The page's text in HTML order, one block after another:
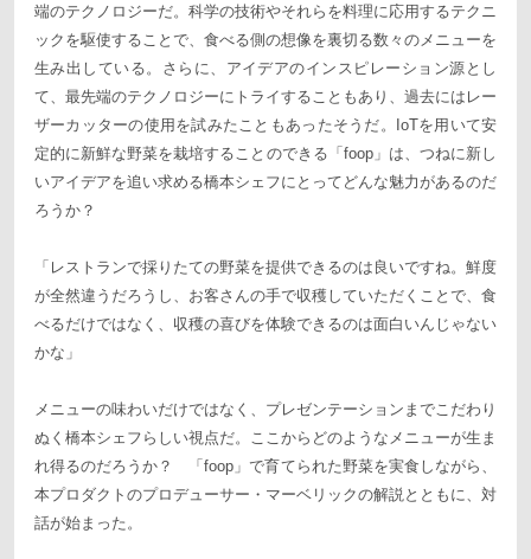
端のテクノロジーだ。科学の技術やそれらを料理に応用するテクニ
ックを駆使することで、食べる側の想像を裏切る数々のメニューを
生み出している。さらに、アイデアのインスピレーション源とし
て、最先端のテクノロジーにトライすることもあり、過去にはレー
ザーカッターの使用を試みたこともあったそうだ。IoTを用いて安
定的に新鮮な野菜を栽培することのできる「foop」は、つねに新し
いアイデアを追い求める橋本シェフにとってどんな魅力があるのだ
ろうか？
「レストランで採りたての野菜を提供できるのは良いですね。鮮度
が全然違うだろうし、お客さんの手で収穫していただくことで、食
べるだけではなく、収穫の喜びを体験できるのは面白いんじゃない
かな」
メニューの味わいだけではなく、プレゼンテーションまでこだわり
ぬく橋本シェフらしい視点だ。ここからどのようなメニューが生ま
れ得るのだろうか？ 「foop」で育てられた野菜を実食しながら、
本プロダクトのプロデューサー・マーベリックの解説とともに、対
話が始まった。